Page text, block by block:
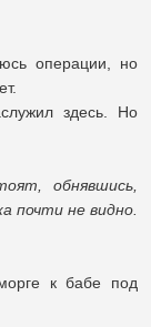
операции, но
здесь. Но
обнявшись,
почти не видно.
к бабе под